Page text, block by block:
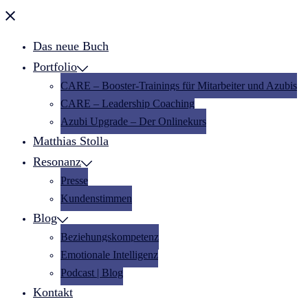
Menü
Das neue Buch
Portfolio
CARE – Booster-Trainings für Mitarbeiter und Azubis
CARE – Leadership Coaching
Azubi Upgrade – Der Onlinekurs
Matthias Stolla
Resonanz
Presse
Kundenstimmen
Blog
Beziehungskompetenz
Emotionale Intelligenz
Podcast | Blog
Kontakt